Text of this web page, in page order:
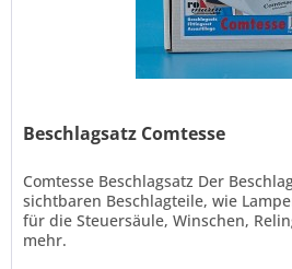
Beschlagsatz Comtesse
Comtesse Beschlagsatz Der
sichtbaren Beschlagteile, wie
für die Steuersäule, Winschen,
mehr.